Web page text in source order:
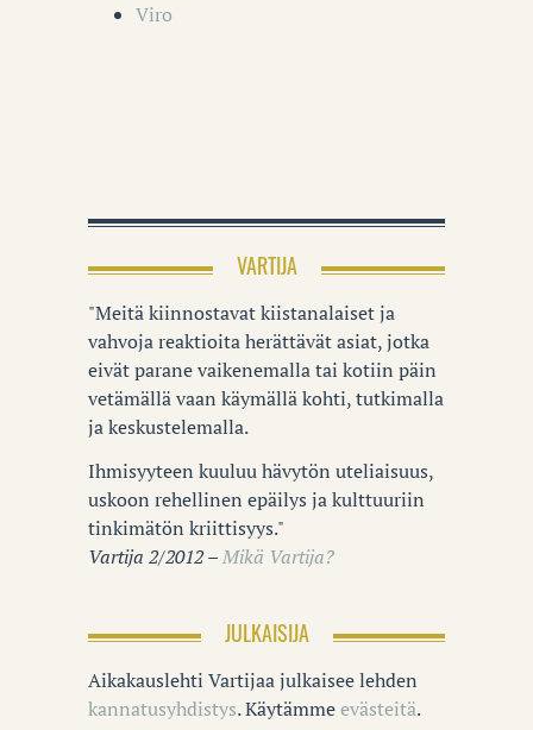
Viro
VARTIJA
"Meitä kiinnostavat kiistanalaiset ja
vahvoja reaktioita herättävät asiat, jotka
eivät parane vaikenemalla tai kotiin päin
vetämällä vaan käymällä kohti, tutkimalla
ja keskustelemalla.
Ihmisyyteen kuuluu hävytön uteliaisuus,
uskoon rehellinen epäilys ja kulttuuriin
tinkimätön kriittisyys."
Vartija 2/2012 –Mikä Vartija?
JULKAISIJA
Aikakauslehti Vartijaa julkaisee lehden
kannatusyhdistys. Käytämmeevästeitä.